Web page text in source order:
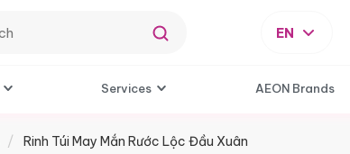
EN
Services AEON Brands
Rinh Túi May Mắn Rước Lộc Đầu Xuân